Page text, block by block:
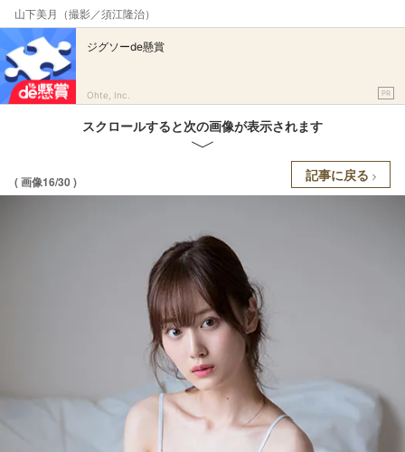
山下美月（撮影／須江隆治）
ジグソーde懸賞
Ohte, Inc. PR
スクロールすると次の画像が表示されます
( 画像16/30 ) 記事に戻る